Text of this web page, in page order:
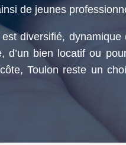
de jeunes
diversifié,
d’un bien locatif ou
Toulon reste un